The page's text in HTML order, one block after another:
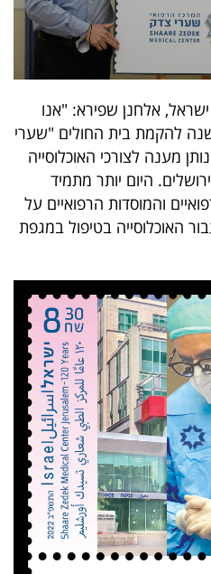
אלחנן שפירא: "אנו
להנפיק בול לציון 120 שנה להקמת בית החולים "שערי
מענה לצורכי האוכלוסייה
היום יותר מתמיד
והמוסדות הרפואיים על
האוכלוסייה בטיפול במגפת